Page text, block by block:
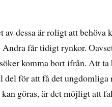
dessa är roligt att behöva
får tidigt rynkor.
komma bort ifrån. Att
del för att få det ungdomliga
göras, är det möjligt att